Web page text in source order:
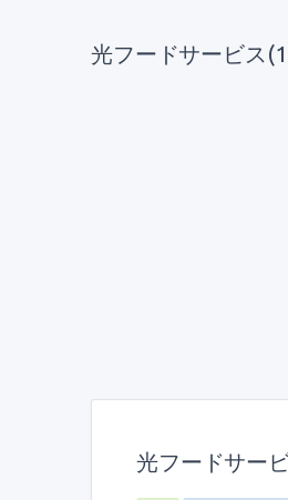
光フードサービス
光フードサー